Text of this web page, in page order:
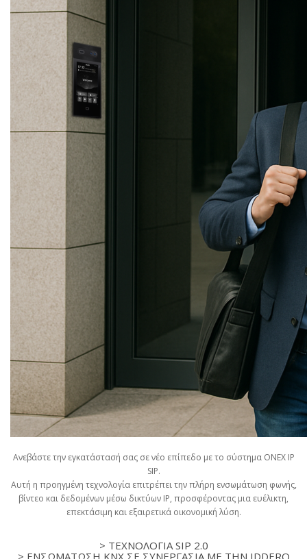
Ανεβάστε την εγκατάστασή σας σε νέο επίπεδο με το σύστημα ONEX IP
SIP.
Αυτή η προηγμένη τεχνολογία επιτρέπει την πλήρη ενσωμάτωση φωνής,
βίντεο και δεδομένων μέσω δικτύων IP, προσφέροντας μια ευέλικτη,
επεκτάσιμη και εξαιρετικά οικονομική λύση.
> ΤΕΧΝΟΛΟΓΙΑ SIP 2.0
> ΕΝΣΩΜΑΤΩΣΗ KNX ΣΕ ΣΥΝΕΡΓΑΣΙΑ ΜΕ ΤΗΝ IDDERO